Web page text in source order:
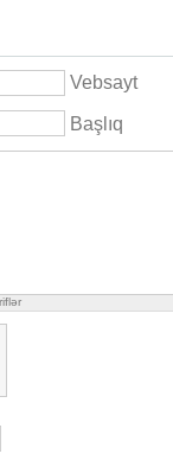
Vebsayt
Başlıq